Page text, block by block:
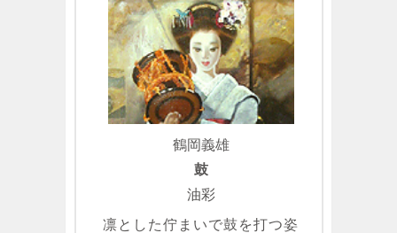
鶴岡義雄
鼓
油彩
凛とした佇まいで鼓を打つ姿